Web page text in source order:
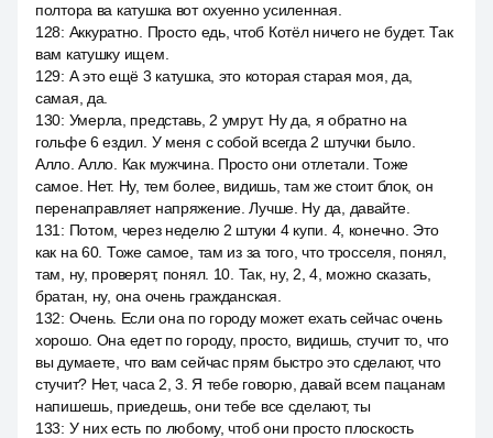
полтора ва катушка вот охуенно усиленная.
128: Аккуратно. Просто едь, чтоб Котёл ничего не будет. Так
вам катушку ищем.
129: А это ещё 3 катушка, это которая старая моя, да,
самая, да.
130: Умерла, представь, 2 умрут. Ну да, я обратно на
гольфе 6 ездил. У меня с собой всегда 2 штучки было.
Алло. Алло. Как мужчина. Просто они отлетали. Тоже
самое. Нет. Ну, тем более, видишь, там же стоит блок, он
перенаправляет напряжение. Лучше. Ну да, давайте.
131 : Потом, через неделю 2 штуки 4 купи. 4, конечно. Это
как на 60. Тоже самое, там из за того, что тросселя, понял,
там, ну, проверят, понял. 10. Так, ну, 2, 4, можно сказать,
братан, ну, она очень гражданская.
132: Очень. Если она по городу может ехать сейчас очень
хорошо. Она едет по городу, просто, видишь, стучит то, что
вы думаете, что вам сейчас прям быстро это сделают, что
стучит? Нет, часа 2, 3. Я тебе говорю, давай всем пацанам
напишешь, приедешь, они тебе все сделают, ты
133: У них есть по любому, чтоб они просто плоскость